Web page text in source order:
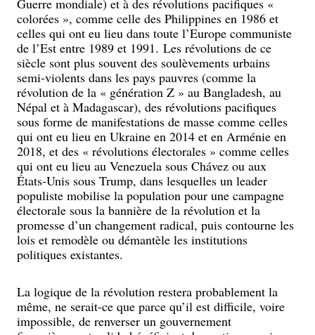
colorées », comme celle des Philippines en 1986 et
celles qui ont eu lieu dans toute l’Europe communiste
de l’Est entre 1989 et 1991. Les révolutions de ce
siècle sont plus souvent des soulèvements urbains
semi-violents dans les pays pauvres (comme la
révolution de la « génération Z » au Bangladesh, au
Népal et à Madagascar), des révolutions pacifiques
sous forme de manifestations de masse comme celles
qui ont eu lieu en Ukraine en 2014 et en Arménie en
2018, et des « révolutions électorales » comme celles
qui ont eu lieu au Venezuela sous Chávez ou aux
États-Unis sous Trump, dans lesquelles un leader
populiste mobilise la population pour une campagne
électorale sous la bannière de la révolution et la
promesse d’un changement radical, puis contourne les
lois et remodèle ou démantèle les institutions
politiques existantes.
La logique de la révolution restera probablement la
même, ne serait-ce que parce qu’il est difficile, voire
impossible, de renverser un gouvernement